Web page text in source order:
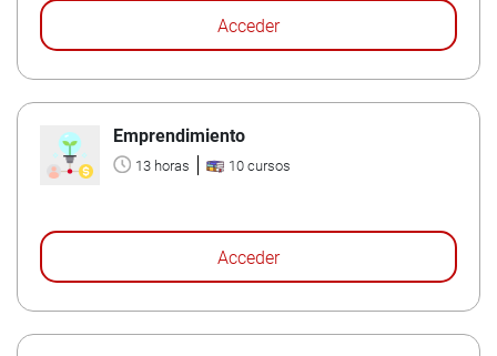
Acceder
Emprendimiento
13 horas 10 cursos
Acceder